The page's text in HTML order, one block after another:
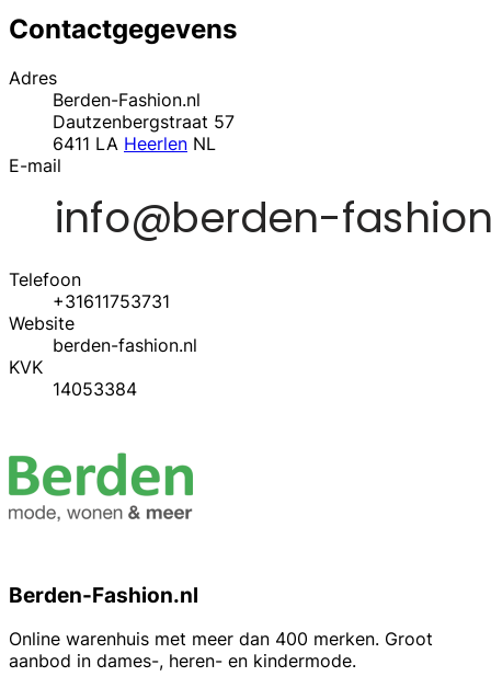
Contactgegevens
Adres
Berden-Fashion.nl
Dautzenbergstraat 57
6411 LA Heerlen NL
E-mail
Telefoon
+31611753731
Website
berden-fashion.nl
KVK
14053384
Berden-Fashion.nl
Online warenhuis met meer dan 400 merken. Groot
aanbod in dames-, heren- en kindermode.